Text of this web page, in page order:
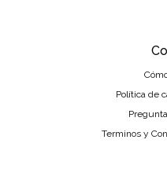
Política de
Terminos y